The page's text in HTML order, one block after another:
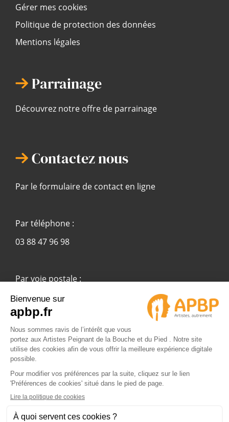
Gérer mes cookies
Politique de protection des données
Mentions légales
Parrainage
Découvrez notre offre de parrainage
Contactez nous
Par le formulaire de contact en ligne
Par téléphone :
03 88 47 96 98
Par voie postale :
APBP
37 route Ecospace - Molsheim
67955 Strasbourg Cedex 9